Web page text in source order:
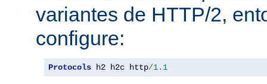
variantes de HTTP/2,
configure:
Protocols h2 h2c http/1.1